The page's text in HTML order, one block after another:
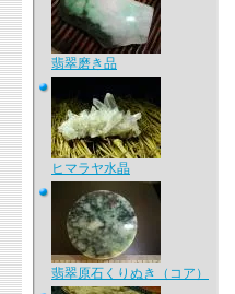
翡翠磨き品
ヒマラヤ水晶
翡翠原石くりぬき（コア）